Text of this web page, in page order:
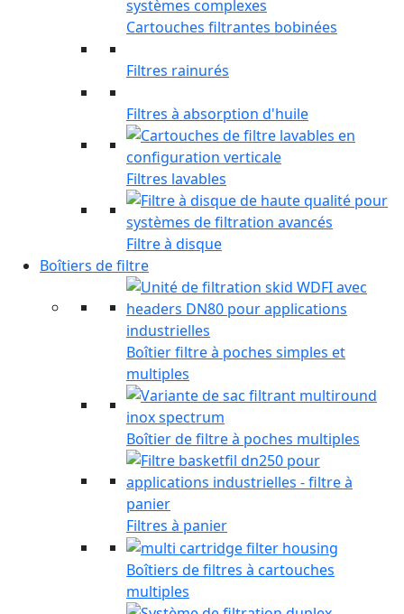
Cartouches filtrantes bobinées
Filtres rainurés
Filtres à absorption d'huile
Filtres lavables
Filtre à disque
Boîtiers de filtre
Boîtier filtre à poches simples et
multiples
Boîtier de filtre à poches multiples
Filtres à panier
Boîtiers de filtres à cartouches
multiples